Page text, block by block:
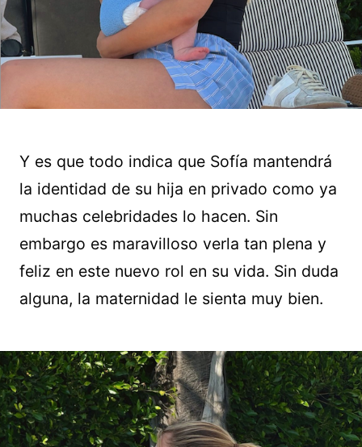
Y es que todo indica que Sofía mantendrá
la identidad de su hija en privado como ya
muchas celebridades lo hacen. Sin
embargo es maravilloso verla tan plena y
feliz en este nuevo rol en su vida. Sin duda
alguna, la maternidad le sienta muy bien.